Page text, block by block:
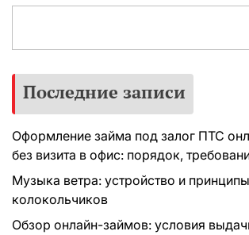
Последние записи
Оформление займа под залог ПТС
без визита в офис: порядок,
Музыка ветра: устройство и
колокольчиков
Обзор онлайн-займов: условия